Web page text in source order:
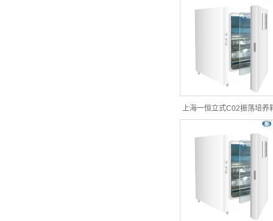
化碳培养箱-普及
上海一恒立式C02振荡培
液晶屏BPNZ-300CS（单